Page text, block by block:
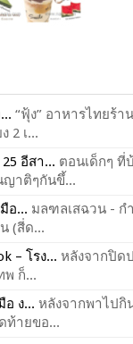
“ฟุ้ง” อาหารไทยร้า
2 เ...
อีสา... ตอนเด็กๆ ที่
าติๆกันขึ้...
อ... มลฑลเสฉวน - ก
(สี่ด...
– โรง... หลังจากปิด
พ ก็...
ง... หลังจากพาไปกิ
ท้ายขอ...